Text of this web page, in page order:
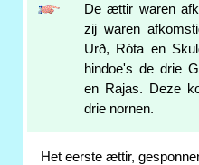
De ættir waren
zij waren
Urð, Róta en
hindoe's de drie
en Rajas. Deze
drie nornen.
Het eerste ættir,